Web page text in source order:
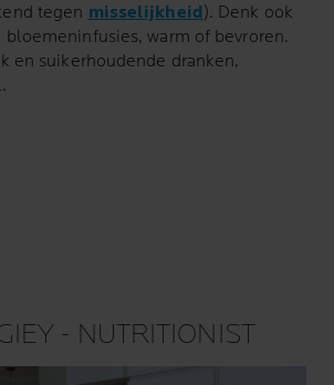
tegen misselijkheid). Denk ook
bloemeninfusies, warm of bevroren.
en suikerhoudende dranken,
- NUTRITIONIST